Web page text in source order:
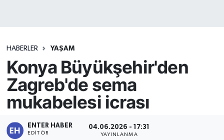
HABERLER YAŞAM
Konya Büyükşehir'den
Zagreb'de sema
mukabelesi icrası
ENTER HABER
EDITÖR
04.06.2026 - 17:31
YAYINLANMA